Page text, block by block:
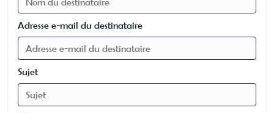
Adresse e-mail du destinataire
Sujet